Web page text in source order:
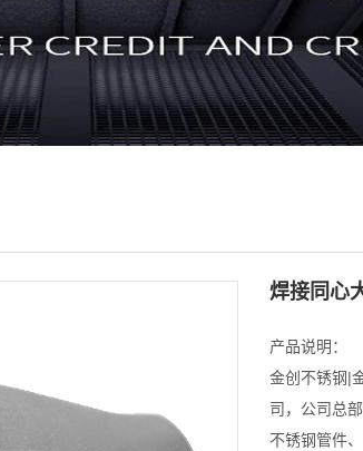
焊接同心
产品说明：
金创不锈钢|
司，公司总
不锈钢管件